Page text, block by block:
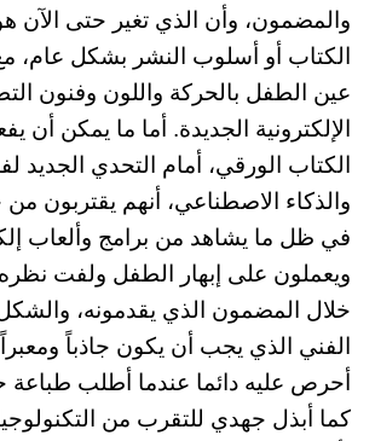
والمضمون، وأن الذي تغير حتى الآن
الكتاب أو أسلوب النشر بشكل عام،
عين الطفل بالحركة واللون وفنون
الإلكترونية الجديدة. أما ما يمكن أن
الكتاب الورقي، أمام التحدي الجديد
والذكاء الاصطناعي، أنهم يقتربون
في ظل ما يشاهد من برامج وألعاب
ويعملون على إبهار الطفل ولفت
خلال المضمون الذي يقدمونه،
الفني الذي يجب أن يكون جاذباً
أحرص عليه دائما عندما أطلب طباعة
كما أبذل جهدي للتقرب من